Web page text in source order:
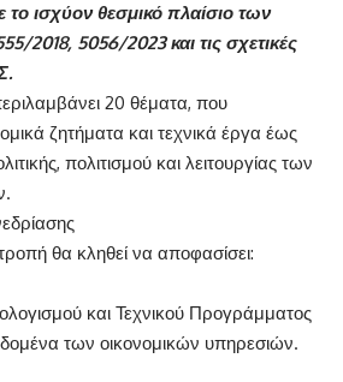
ισχύον θεσμικό πλαίσιο των
2018, 5056/2023 και τις σχετικές
20 θέματα, που
ζητήματα και τεχνικά έργα έως
πολιτισμού και λειτουργίας των
θα κληθεί να αποφασίσει:
και Τεχνικού Προγράμματος
των οικονομικών υπηρεσιών.